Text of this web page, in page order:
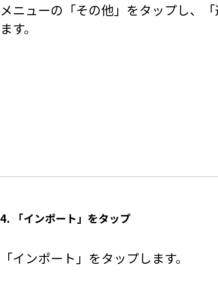
メニューの「その他」をタップし、
ます。
4. 「インポート」をタップ
「インポート」をタップします。